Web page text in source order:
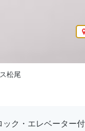
松尾
ック・エレベーター